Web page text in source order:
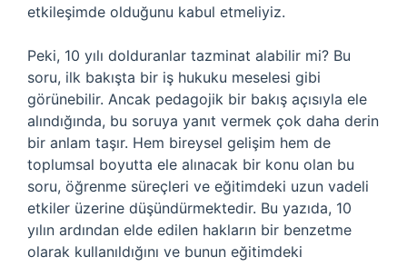
etkileşimde olduğunu kabul etmeliyiz.
Peki, 10 yılı dolduranlar tazminat alabilir mi? Bu
soru, ilk bakışta bir iş hukuku meselesi gibi
görünebilir. Ancak pedagojik bir bakış açısıyla ele
alındığında, bu soruya yanıt vermek çok daha derin
bir anlam taşır. Hem bireysel gelişim hem de
toplumsal boyutta ele alınacak bir konu olan bu
soru, öğrenme süreçleri ve eğitimdeki uzun vadeli
etkiler üzerine düşündürmektedir. Bu yazıda, 10
yılın ardından elde edilen hakların bir benzetme
olarak kullanıldığını ve bunun eğitimdeki